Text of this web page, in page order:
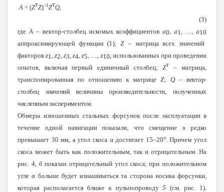
A = (ZтZ)–1ZтQ,
(3)
где A – вектор-столбец искомых коэффициентовa0 a1 , …,a10
аппроксимирующей функции (1); Z – матрица всех значений
факторов z1 z2 z3 z4 z5 z10 , использованных при проведении
опытов, включая первый единичный столбец; Zт
– матрица,
транспонированная по отношению к матрицеZ; Q
– вектор-
столбец значений величины производительности, полученных
численным экспериментом.
Обмеры изношенных стальных форсунок после эксплуатации в
течение одной навигации показали, что смещение xредко
превышает 30 мм, а угол скоса α достигает 15–20о. Причем угол
скоса может быть как положительным, так и отрицательным. На
рис. 4, бпоказан отрицательный угол скоса; при положительном
угле α больше будет изнашиваться та сторона носика форсунки,
которая располагается ближе к пульпопроводу5 (см. рис. 1).